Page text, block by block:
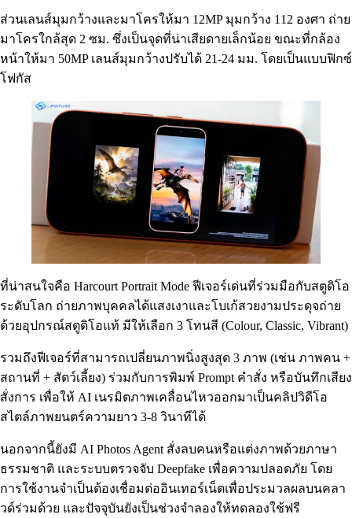
ส่วนเลนส์มุมกว้างและมาโครให้มา 12MP มุมกว้าง 112 องศา ถ่าย
มาโครใกล้สุด 2 ซม. ซึ่งเป็นจุดที่น่าเสียดายเล็กน้อย ขณะที่กล้อง
หน้าให้มา 50MP เลนส์มุมกว้างปรับได้ 21-24 มม. โดยเป็นแบบฟิกซ์
โฟกัส
ที่น่าสนใจคือ Harcourt Portrait Mode ฟีเจอร์เด่นที่ร่วมมือกับสตูดิโอ
ระดับโลก ถ่ายภาพบุคคลได้แสงเงาและโบเก้สวยงามประดุจถ่าย
ด้วยอุปกรณ์สตูดิโอแท้ มีให้เลือก 3 โทนสี (Colour, Classic, Vibrant)
รวมถึงฟีเจอร์ที่สามารถเปลี่ยนภาพนิ่งสูงสุด 3 ภาพ (เช่น ภาพคน +
สถานที่ + สัตว์เลี้ยง) ร่วมกับการพิมพ์ Prompt คำสั่ง หรือบันทึกเสียง
สั่งการ เพื่อให้ AI เนรมิตภาพเคลื่อนไหวออกมาเป็นคลิปวิดีโอ
สไตล์ภาพยนตร์ความยาว 3-8 วินาทีได้
นอกจากนี้ยังมี AI Photos Agent สั่งลบคนหรือแต่งภาพด้วยภาษา
ธรรมชาติ และระบบตรวจจับ Deepfake เพื่อความปลอดภัย โดย
การใช้งานจำเป็นต้องเชื่อมต่ออินเทอร์เน็ตเพื่อประมวลผลบนคลา
วด์ร่วมด้วย และปัจจุบันยังเป็นช่วงจำลองให้ทดลองใช้ฟรี